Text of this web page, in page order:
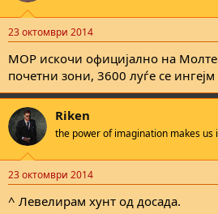
23 октомври 2014
MOP искочи официјално на
почетни зони, 3600 луѓе се
Riken
the power of imagination makes us
23 октомври 2014
^ Левелирам хунт од досада.